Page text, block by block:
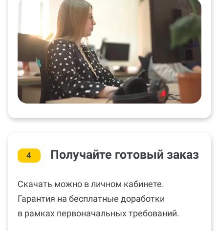
4 Получайте готовый заказ
Скачать можно в личном кабинете.
Гарантия на бесплатные доработки
в рамках первоначальных требований.